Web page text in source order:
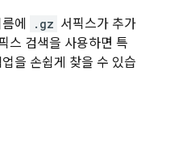
에 .gz 서픽스가 추가
스 검색을 사용하면 특
을 손쉽게 찾을 수 있습